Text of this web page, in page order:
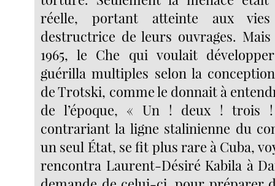
réelle, portant atteinte aux
destructrice de leurs ouvrages.
1965, le Che qui voulait
guérilla multiples selon la
de Trotski, comme le donnait à
de l’époque, « Un ! deux ! trois
contrariant la ligne stalinienne du
un seul État, se fit plus rare à Cuba,
rencontra Laurent-Désiré Kabila à